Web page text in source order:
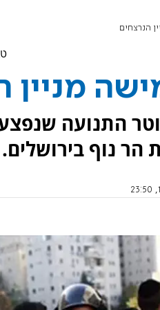
הנרצחים
מניין
התנועה שנפצע
הר נוף